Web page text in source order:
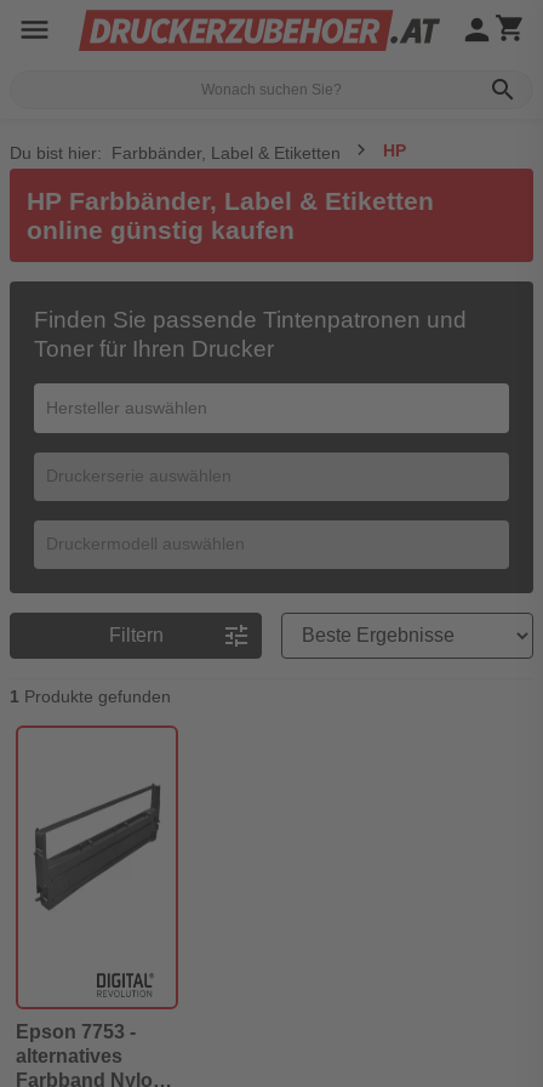
menu
search
person shopping_cart
Du bist hier: Farbbänder, Label & Etiketten HP
HP Farbbänder, Label & Etiketten
online günstig kaufen
Finden Sie passende Tintenpatronen und
Toner für Ihren Drucker
Filtern tune
Preisreihenfolge
1 Produkte gefunden
Epson 7753 -
alternatives
Farbband Nylon